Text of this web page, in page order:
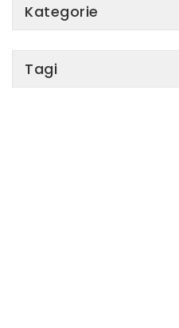
Kategorie
Tagi